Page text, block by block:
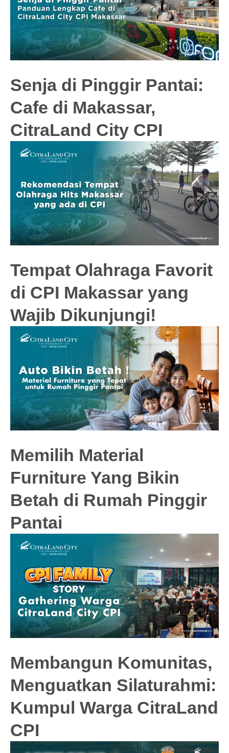
Senja di Pinggir Pantai:
Cafe di Makassar,
CitraLand City CPI
Tempat Olahraga Favorit
di CPI Makassar yang
Wajib Dikunjungi!
Memilih Material
Furniture Yang Bikin
Betah di Rumah Pinggir
Pantai
Membangun Komunitas,
Menguatkan Silaturahmi:
Kumpul Warga CitraLand
CPI